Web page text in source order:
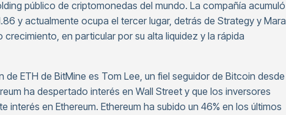
público de criptomonedas del mundo. La compañía acumuló
y actualmente ocupa el tercer lugar, detrás de Strategy y Mara
en particular por su alta liquidez y la rápida
ETH de BitMine es Tom Lee, un fiel seguidor de Bitcoin desde
ha despertado interés en Wall Street y que los inversores
en Ethereum. Ethereum ha subido un 46% en los últimos